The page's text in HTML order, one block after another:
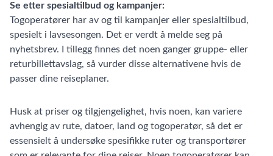
Se etter spesialtilbud og kampanjer:
Togoperatører har av og til kampanjer eller spesialtilbud,
spesielt i lavsesongen. Det er verdt å melde seg på
nyhetsbrev. I tillegg finnes det noen ganger gruppe- eller
returbillettavslag, så vurder disse alternativene hvis de
passer dine reiseplaner.
Husk at priser og tilgjengelighet, hvis noen, kan variere
avhengig av rute, datoer, land og togoperatør, så det er
essensielt å undersøke spesifikke ruter og transportører